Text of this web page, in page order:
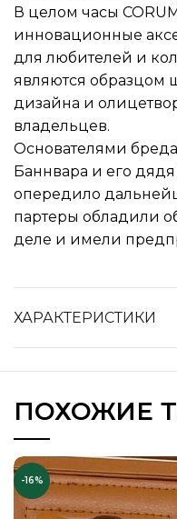
В целом часы
инновационные
для любителей и
являются образцом
дизайна и
владельцев.
Основателями
Баннвара и его
опередило
партеры обладили
деле и имели
ХАРАКТЕРИСТИКИ
ПОХОЖИЕ
-16%